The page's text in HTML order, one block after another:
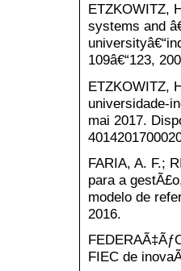
ETZKOWITZ,
systems and
109â€“123,
ETZKOWITZ,
universidade-
mai 2017.
FARIA, A. F.;
para a
modelo de
2016.
FIEC de